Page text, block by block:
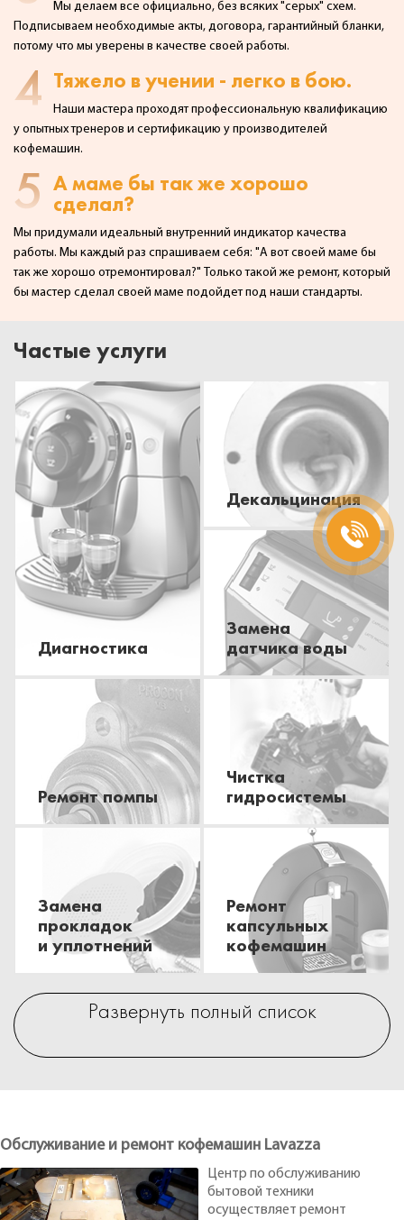
Мы делаем все официально, без всяких "серых" схем.
Подписываем необходимые акты, договора, гарантийный бланки,
потому что мы уверены в качестве своей работы.
4 Тяжело в учении - легко в бою.
Наши мастера проходят профессиональную квалификацию
у опытных тренеров и сертификацию у производителей
кофемашин.
5 А маме бы так же хорошо
сделал?
Мы придумали идеальный внутренний индикатор качества
работы. Мы каждый раз спрашиваем себя: "А вот своей маме бы
так же хорошо отремонтировал?" Только такой же ремонт, который
бы мастер сделал своей маме подойдет под наши стандарты.
Частые услуги
Диагностика
Декальцинация
Замена
датчика воды
Ремонт помпы
Чистка
гидросистемы
Замена
прокладок
и уплотнений
Ремонт
капсульных
кофемашин
Развернуть полный список
Обслуживание и ремонт кофемашин Lavazza
Центр по обслуживанию
бытовой техники
осуществляет ремонт